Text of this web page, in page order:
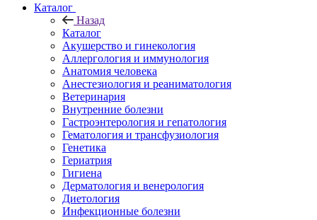
Каталог
Назад
Каталог
Акушерство и гинекология
Аллергология и иммунология
Анатомия человека
Анестезиология и реаниматология
Ветеринария
Внутренние болезни
Гастроэнтерология и гепатология
Гематология и трансфузиология
Генетика
Гериатрия
Гигиена
Дерматология и венерология
Диетология
Инфекционные болезни